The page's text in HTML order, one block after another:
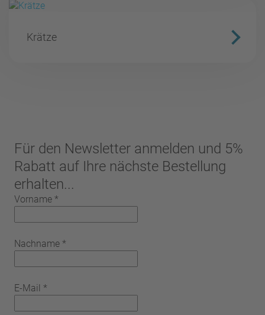
Krätze
Für den Newsletter anmelden und 5%
Rabatt auf Ihre nächste Bestellung
erhalten...
Vorname *
Nachname *
E-Mail *